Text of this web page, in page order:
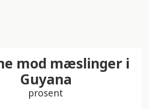
mod mæslinger i
Guyana
prosent